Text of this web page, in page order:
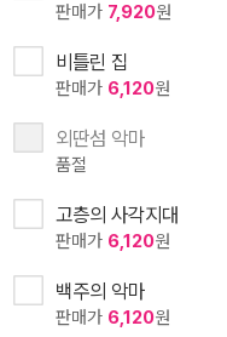
판매가 7,920원
비틀린 집
판매가 6,120원
외딴섬 악마
품절
고층의 사각지대
판매가 6,120원
백주의 악마
판매가 6,120원